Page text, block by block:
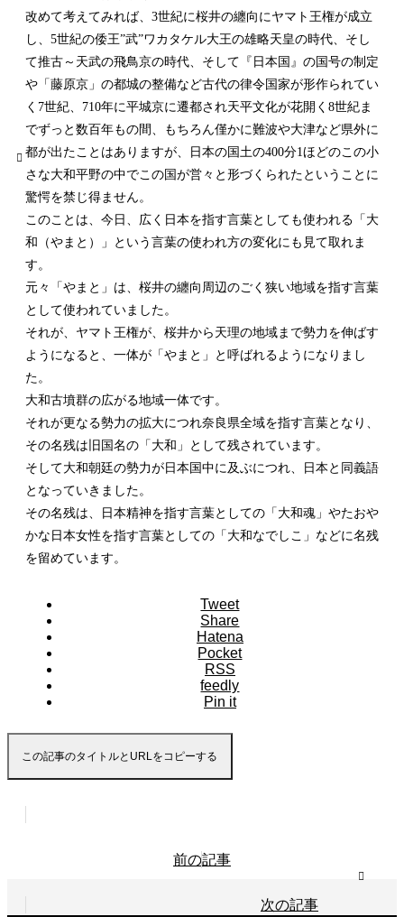
改めて考えてみれば、3世紀に桜井の纏向にヤマト王権が成立
し、5世紀の倭王”武”ワカタケル大王の雄略天皇の時代、そし
て推古～天武の飛鳥京の時代、そして『日本国』の国号の制定
や「藤原京」の都城の整備など古代の律令国家が形作られてい
く7世紀、710年に平城京に遷都され天平文化が花開く8世紀ま
でずっと数百年もの間、もちろん僅かに難波や大津など県外に
都が出たことはありますが、日本の国土の400分1ほどのこの小
さな大和平野の中でこの国が営々と形づくられたということに
驚愕を禁じ得ません。
このことは、今日、広く日本を指す言葉としても使われる「大
和（やまと）」という言葉の使われ方の変化にも見て取れま
す。
元々「やまと」は、桜井の纏向周辺のごく狭い地域を指す言葉
として使われていました。
それが、ヤマト王権が、桜井から天理の地域まで勢力を伸ばす
ようになると、一体が「やまと」と呼ばれるようになりまし
た。
大和古墳群の広がる地域一体です。
それが更なる勢力の拡大につれ奈良県全域を指す言葉となり、
その名残は旧国名の「大和」として残されています。
そして大和朝廷の勢力が日本国中に及ぶにつれ、日本と同義語
となっていきました。
その名残は、日本精神を指す言葉としての「大和魂」やたおや
かな日本女性を指す言葉としての「大和なでしこ」などに名残
を留めています。
Tweet
Share
Hatena
Pocket
RSS
feedly
Pin it
この記事のタイトルとURLをコピーする
前の記事
次の記事